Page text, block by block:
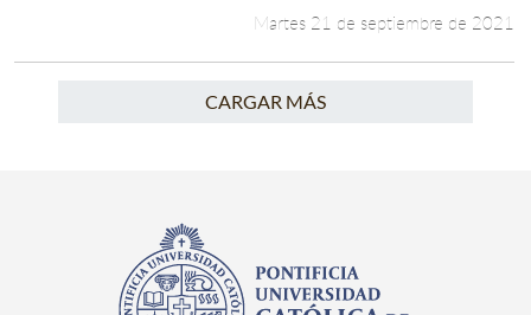
Martes 21 de septiembre de 2021
CARGAR MÁS